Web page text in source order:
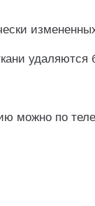
удаляются
можно по